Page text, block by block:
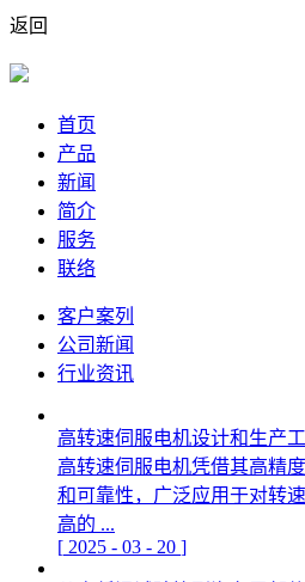
返回
首页
产品
新闻
简介
服务
联络
客户案列
公司新闻
行业资讯
高转速伺服电机设计和生产
高转速伺服电机凭借其高精
和可靠性，广泛应用于对转
高的 ...
[ 2025 - 03 - 20 ]